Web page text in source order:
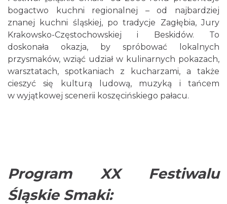
bogactwo kuchni regionalnej – od najbardziej
znanej kuchni śląskiej, po tradycje Zagłębia, Jury
Krakowsko-Częstochowskiej i Beskidów. To
doskonała okazja, by spróbować lokalnych
przysmaków, wziąć udział w kulinarnych pokazach,
warsztatach, spotkaniach z kucharzami, a także
cieszyć się kulturą ludową, muzyką i tańcem
w wyjątkowej scenerii koszęcińskiego pałacu.
Program XX Festiwalu
Śląskie Smaki: